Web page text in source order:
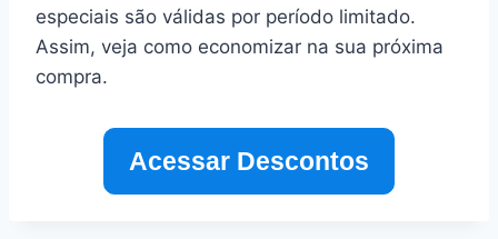
especiais são válidas por período limitado.
Assim, veja como economizar na sua próxima
compra.
Acessar Descontos